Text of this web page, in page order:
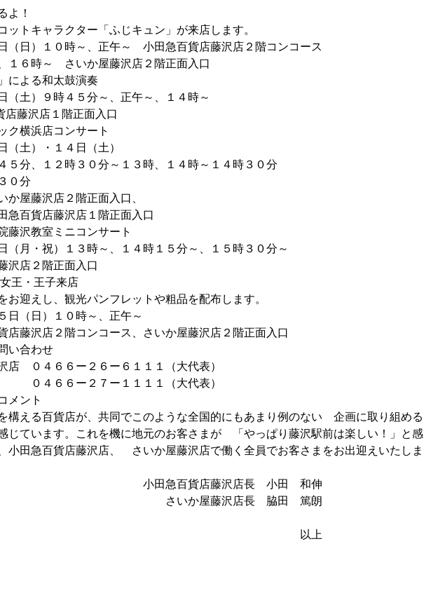
よ！
トキャラクター「ふじキュン」が来店します。
日）１０時～、正午～ 小田急百貨店藤沢店２階コンコース
～ さいか屋藤沢店２階正面入口
による和太鼓演奏
土）９時４５分～、正午～、１４時～
藤沢店１階正面入口
ク横浜店コンサート
土）・１４日（土）
分、１２時３０分～１３時、１４時～１４時３０分
０分
藤沢店２階正面入口、
店藤沢店１階正面入口
藤沢教室ミニコンサート
月・祝）１３時～、１４時１５分～、１５時３０分～
店２階正面入口
王・王子来店
迎えし、観光パンフレットや粗品を配布します。
（日）１０時～、正午～
藤沢店２階コンコース、さいか屋藤沢店２階正面入口
い合わせ
０４６６ー２６ー６１１１（大代表）
４６６ー２７ー１１１１（大代表）
メント
える百貨店が、共同でこのような全国的にもあまり例のない 企画に取り組める
じています。これを機に地元のお客さまが 「やっぱり藤沢駅前は楽しい！」と感
小田急百貨店藤沢店、 さいか屋藤沢店で働く全員でお客さまをお出迎えいたしま
貨店藤沢店長 小田 和伸
藤沢店長 脇田 篤朗
上